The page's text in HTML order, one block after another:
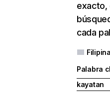
exacto,
cada
Palabra
kayatan